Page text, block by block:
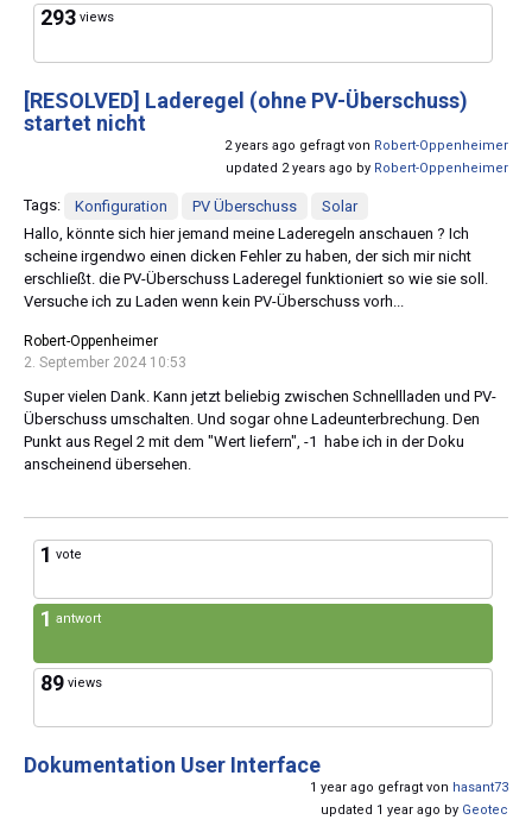
293 views
[RESOLVED] Laderegel (ohne PV-Überschuss)
startet nicht
2 years ago gefragt von Robert-Oppenheimer
updated 2 years ago by Robert-Oppenheimer
Tags: Konfiguration PV Überschuss
Solar
Hallo, könnte sich hier jemand meine Laderegeln anschauen ? Ich
scheine irgendwo einen dicken Fehler zu haben, der sich mir nicht
erschließt. die PV-Überschuss Laderegel funktioniert so wie sie soll.
Versuche ich zu Laden wenn kein PV-Überschuss vorh...
Robert-Oppenheimer
2. September 2024 10:53
Super vielen Dank. Kann jetzt beliebig zwischen Schnellladen und PV-
Überschuss umschalten. Und sogar ohne Ladeunterbrechung. Den
Punkt aus Regel 2 mit dem "Wert liefern", -1 habe ich in der Doku
anscheinend übersehen.
1 vote
1 antwort
89 views
Dokumentation User Interface
1 year ago gefragt von hasant73
updated 1 year ago by Geotec